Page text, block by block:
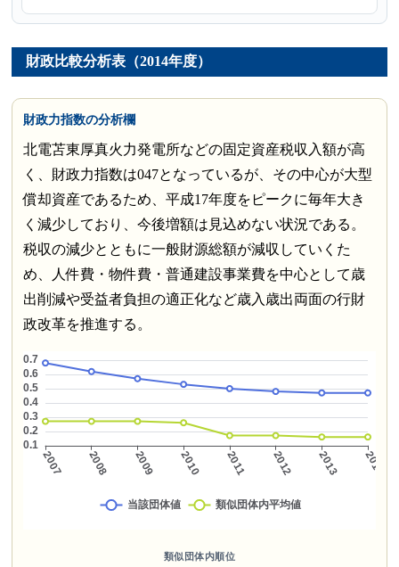
財政比較分析表（2014年度）
財政力指数の分析欄
北電苫東厚真火力発電所などの固定資産税収入額が高
く、財政力指数は047となっているが、その中心が大型
償却資産であるため、平成17年度をピークに毎年大き
く減少しており、今後増額は見込めない状況である。
税収の減少とともに一般財源総額が減収していくた
め、人件費・物件費・普通建設事業費を中心として歳
出削減や受益者負担の適正化など歳入歳出両面の行財
政改革を推進する。
類似団体内順位